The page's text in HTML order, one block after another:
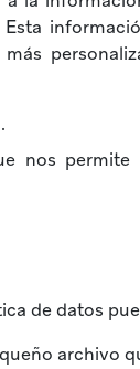
nos permite
de datos
archivo